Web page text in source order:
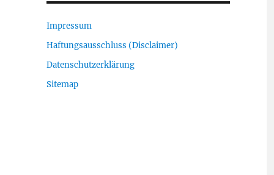
Impressum
Haftungsausschluss (Disclaimer)
Datenschutzerklärung
Sitemap